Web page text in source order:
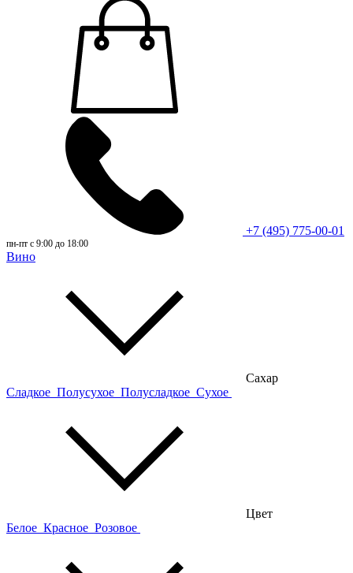
+7 (495) 775-00-01
пн-пт с 9:00 до 18:00
Вино
Сахар
Сладкое Полусухое Полусладкое Сухое
Цвет
Белое Красное Розовое